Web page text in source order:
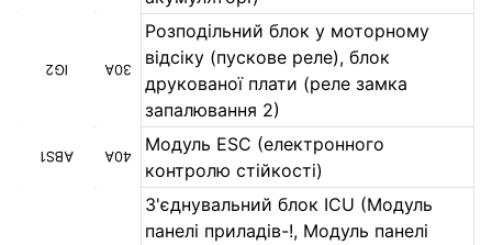
IG2 30A
Розподільний блок у моторному
відсіку (пускове реле), блок
друкованої плати (реле замка
запалювання 2)
ABS1 40A
Модуль ESC (електронного
контролю стійкості)
З'єднувальний блок ICU (Модуль
панелі приладів-!, Модуль панелі